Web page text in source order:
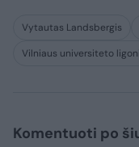
Vytautas Landsbergis
Vilniaus universiteto
Komentuoti po